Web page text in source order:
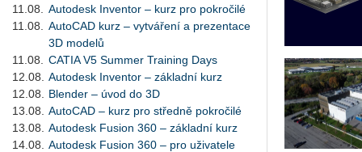
11.08.
Autodesk Inventor – kurz pro pokročilé
11.08.
AutoCAD kurz – vytváření a prezentace
3D modelů
11.08.
CATIA V5 Summer Training Days
12.08.
Autodesk Inventor – základní kurz
12.08.
Blender – úvod do 3D
13.08.
AutoCAD – kurz pro středně pokročilé
13.08.
Autodesk Fusion 360 – základní kurz
14.08.
Autodesk Fusion 360 – pro uživatele